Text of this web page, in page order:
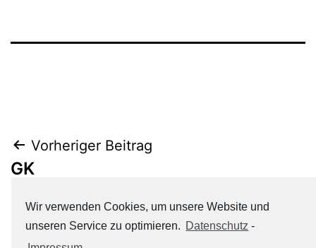
Beitrags-
Navigation
Vorheriger Beitrag
GK
Nächster Beitrag
Sek. I und II
Wir verwenden Cookies, um unsere Website und
unseren Service zu optimieren. Datenschutz -